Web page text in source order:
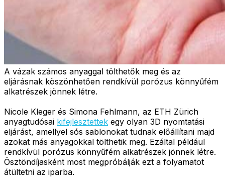
A vázak számos anyaggal tölthetők meg és az
eljárásnak köszönhetően rendkívül porózus könnyűfém
alkatrészek jönnek létre.
Nicole Kleger és Simona Fehlmann, az ETH Zürich
anyagtudósai kifejlesztettek egy olyan 3D nyomtatási
eljárást, amellyel sós sablonokat tudnak előállítani majd
azokat más anyagokkal tölthetik meg. Ezáltal például
rendkívül porózus könnyűfém alkatrészek jönnek létre.
Ösztöndíjasként most megpróbálják ezt a folyamatot
átültetni az iparba.